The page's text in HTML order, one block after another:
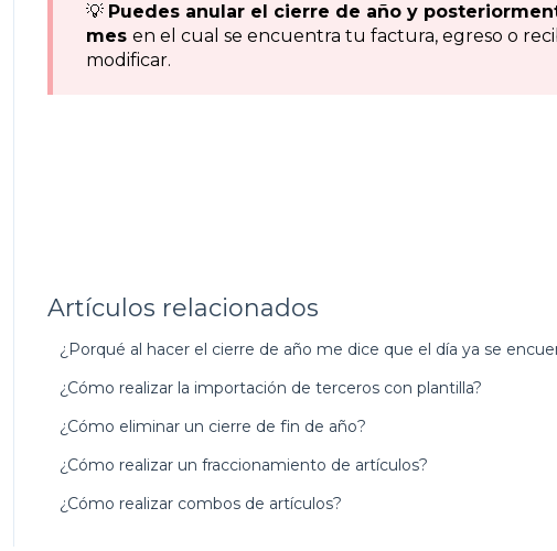
💡 Puedes anular el cierre de año y
mes en el cual se encuentra tu factura, egreso o
modificar.
Artículos relacionados
¿Porqué al hacer el cierre de año me dice que el día ya se
¿Cómo realizar la importación de terceros con plantilla?
¿Cómo eliminar un cierre de fin de año?
¿Cómo realizar un fraccionamiento de artículos?
¿Cómo realizar combos de artículos?